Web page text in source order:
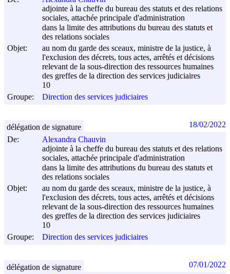
adjointe à la cheffe du bureau des statuts et des relations
sociales, attachée principale d'administration
dans la limite des attributions du bureau des statuts et
des relations sociales
Objet:
au nom du garde des sceaux, ministre de la justice, à
l'exclusion des décrets, tous actes, arrêtés et décisions
relevant de la sous-direction des ressources humaines
des greffes de la direction des services judiciaires
10
Groupe:
Direction des services judiciaires
De:
Alexandra Chauvin
adjointe à la cheffe du bureau des statuts et des relations
sociales, attachée principale d'administration
dans la limite des attributions du bureau des statuts et
des relations sociales
Objet:
au nom du garde des sceaux, ministre de la justice, à
l'exclusion des décrets, tous actes, arrêtés et décisions
relevant de la sous-direction des ressources humaines
des greffes de la direction des services judiciaires
10
Groupe:
Direction des services judiciaires
délégation de signature 18/02/2022
délégation de signature 07/01/2022